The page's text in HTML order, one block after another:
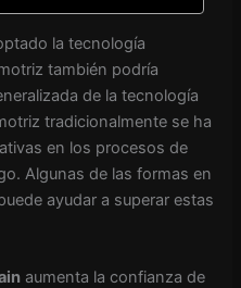
la tecnología
también podría
de la tecnología
tradicionalmente se ha
en los procesos de
Algunas de las formas en
ayudar a superar estas
aumenta la confianza de